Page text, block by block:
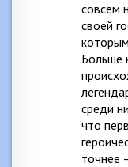
совсем
своей
Больше
среди
что
точнее